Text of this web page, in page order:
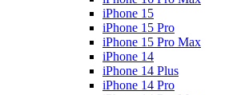
iPhone 15
iPhone 15 Pro
iPhone 15 Pro Max
iPhone 14
iPhone 14 Plus
iPhone 14 Pro